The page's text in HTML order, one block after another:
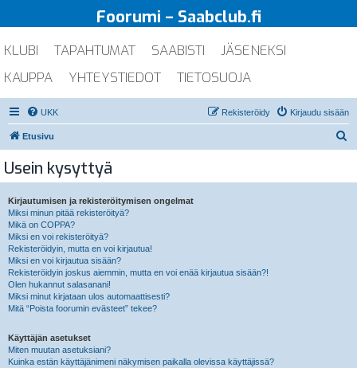
Foorumi – Saabclub.fi
KLUBI TAPAHTUMAT SAABISTI
JÄSENEKSI
KAUPPA
YHTEYSTIEDOT TIETOSUOJA
UKK Kirjaudu sisään
Rekisteröidy
Etusivu
Usein kysyttyä
Kirjautumisen ja rekisteröitymisen ongelmat
Miksi minun pitää rekisteröityä?
Mikä on COPPA?
Miksi en voi rekisteröityä?
Rekisteröidyin, mutta en voi kirjautua!
Miksi en voi kirjautua sisään?
Rekisteröidyin joskus aiemmin, mutta en voi enää kirjautua sisään?!
Olen hukannut salasanani!
Miksi minut kirjataan ulos automaattisesti?
Mitä “Poista foorumin evästeet” tekee?
Käyttäjän asetukset
Miten muutan asetuksiani?
Kuinka estän käyttäjänimeni näkymisen paikalla olevissa käyttäjissä?